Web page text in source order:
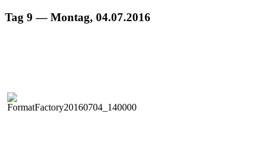
Tag 9 — Montag, 04.07.2016